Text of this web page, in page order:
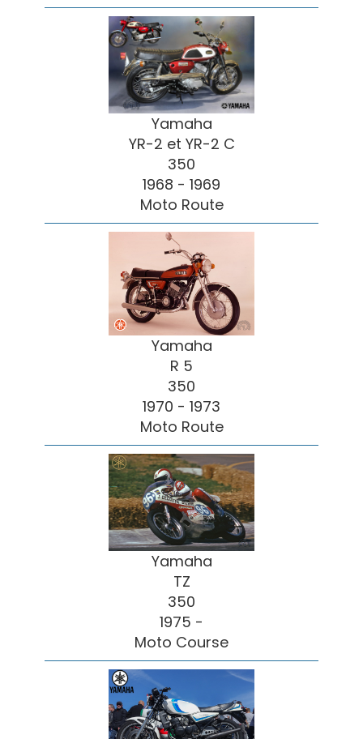
Yamaha
YR-2 et YR-2 C
350
1968 - 1969
Moto Route
Yamaha
R 5
350
1970 - 1973
Moto Route
Yamaha
TZ
350
1975 -
Moto Course